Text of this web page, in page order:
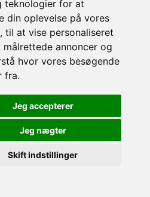
teknologier for at
din oplevelse på vores
til at vise personaliseret
målrettede annoncer og
hvor vores besøgende
fra.
Jeg accepterer
Jeg nægter
Skift indstillinger